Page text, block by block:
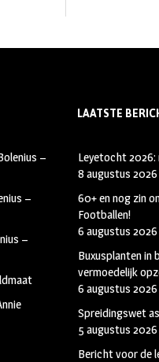
–
–
–
LAATSTE
Leyetocht
8 augustus 2026
60+ en nog zin
Footballen!
6 augustus 2026
Buxusplanten in
vermoedelijk
6 augustus 2026
Spreidingswet
5 augustus 2026
Bericht voor de